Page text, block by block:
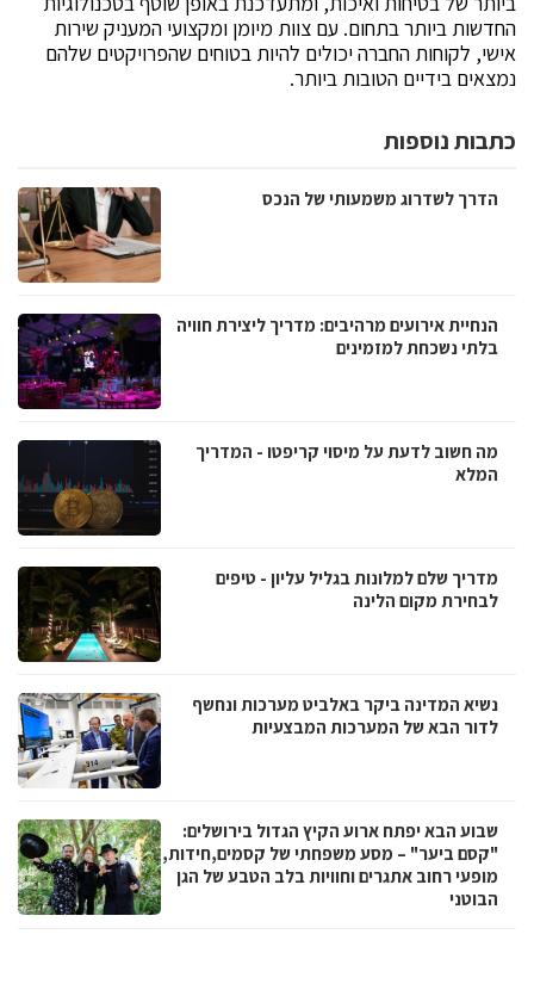
החדשות ביותר בתחום. עם צוות מיומן ומקצועי המעניק שירות
אישי, לקוחות החברה יכולים להיות בטוחים שהפרויקטים שלהם
נמצאים בידיים הטובות ביותר.
כתבות נוספות
הדרך לשדרוג משמעותי של הנכס
הנחיית אירועים מרהיבים: מדריך ליצירת חוויה
בלתי נשכחת למזמינים
מה חשוב לדעת על מיסוי קריפטו - המדריך
המלא
מדריך שלם למלונות בגליל עליון - טיפים
לבחירת מקום הלינה
נשיא המדינה ביקר באלביט מערכות ונחשף
לדור הבא של המערכות המבצעיות
שבוע הבא יפתח ארוע הקיץ הגדול בירושלים:
"קסם ביער" – מסע משפחתי של קסמים,חידות,
מופעי רחוב אתגרים וחוויות בלב הטבע של הגן
הבוטני